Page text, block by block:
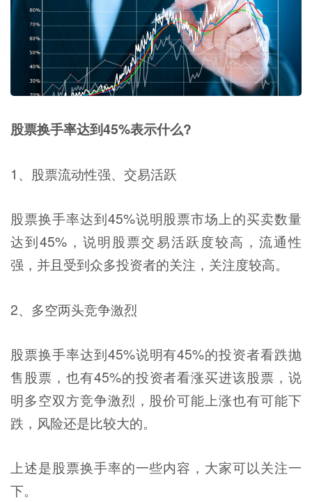
股票换手率达到45%表示什么?
1、股票流动性强、交易活跃
股票换手率达到45%说明股票市场上的买卖数量
达到45%，说明股票交易活跃度较高，流通性
强，并且受到众多投资者的关注，关注度较高。
2、多空两头竞争激烈
股票换手率达到45%说明有45%的投资者看跌抛
售股票，也有45%的投资者看涨买进该股票，说
明多空双方竞争激烈，股价可能上涨也有可能下
跌，风险还是比较大的。
上述是股票换手率的一些内容，大家可以关注一
下。